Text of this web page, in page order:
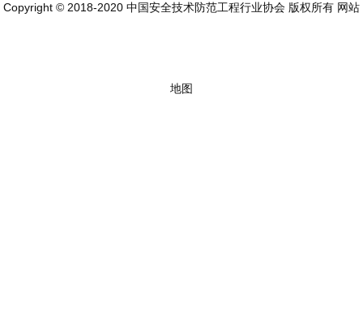
Copyright © 2018-2020 中国安全技术防范工程行业协会 版权所有 网站
地图